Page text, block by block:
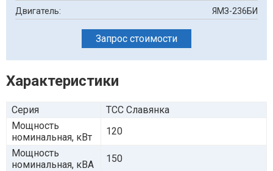
Двигатель:
ЯМЗ-236БИ
Запрос стоимости
Характеристики
Серия
ТСС Славянка
Мощность
номинальная, кВт
120
Мощность
номинальная, кВА
150